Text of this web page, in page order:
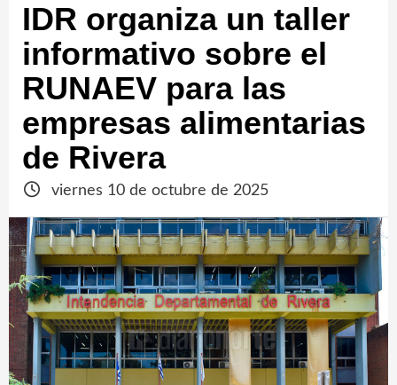
IDR organiza un taller
informativo sobre el
RUNAEV para las
empresas alimentarias
de Rivera
viernes 10 de octubre de 2025